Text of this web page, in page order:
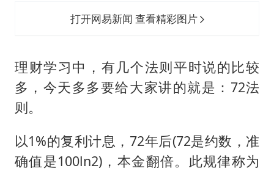
打开网易新闻 查看精彩图片
理财学习中，有几个法则平时说的比较
多，今天多多要给大家讲的就是：72法
则。
以1%的复利计息，72年后(72是约数，准
确值是100ln2)，本金翻倍。此规律称为